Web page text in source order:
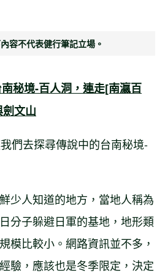
容不代表健行筆記立場。
秘境-百人洞，連走[南瀛百
文山
們去探尋傳說中的台南秘境-
少人知道的地方，當地人稱為
分子躲避日軍的基地，地形類
模比較小。網路資訊並不多，
驗，應該也是冬季限定，決定